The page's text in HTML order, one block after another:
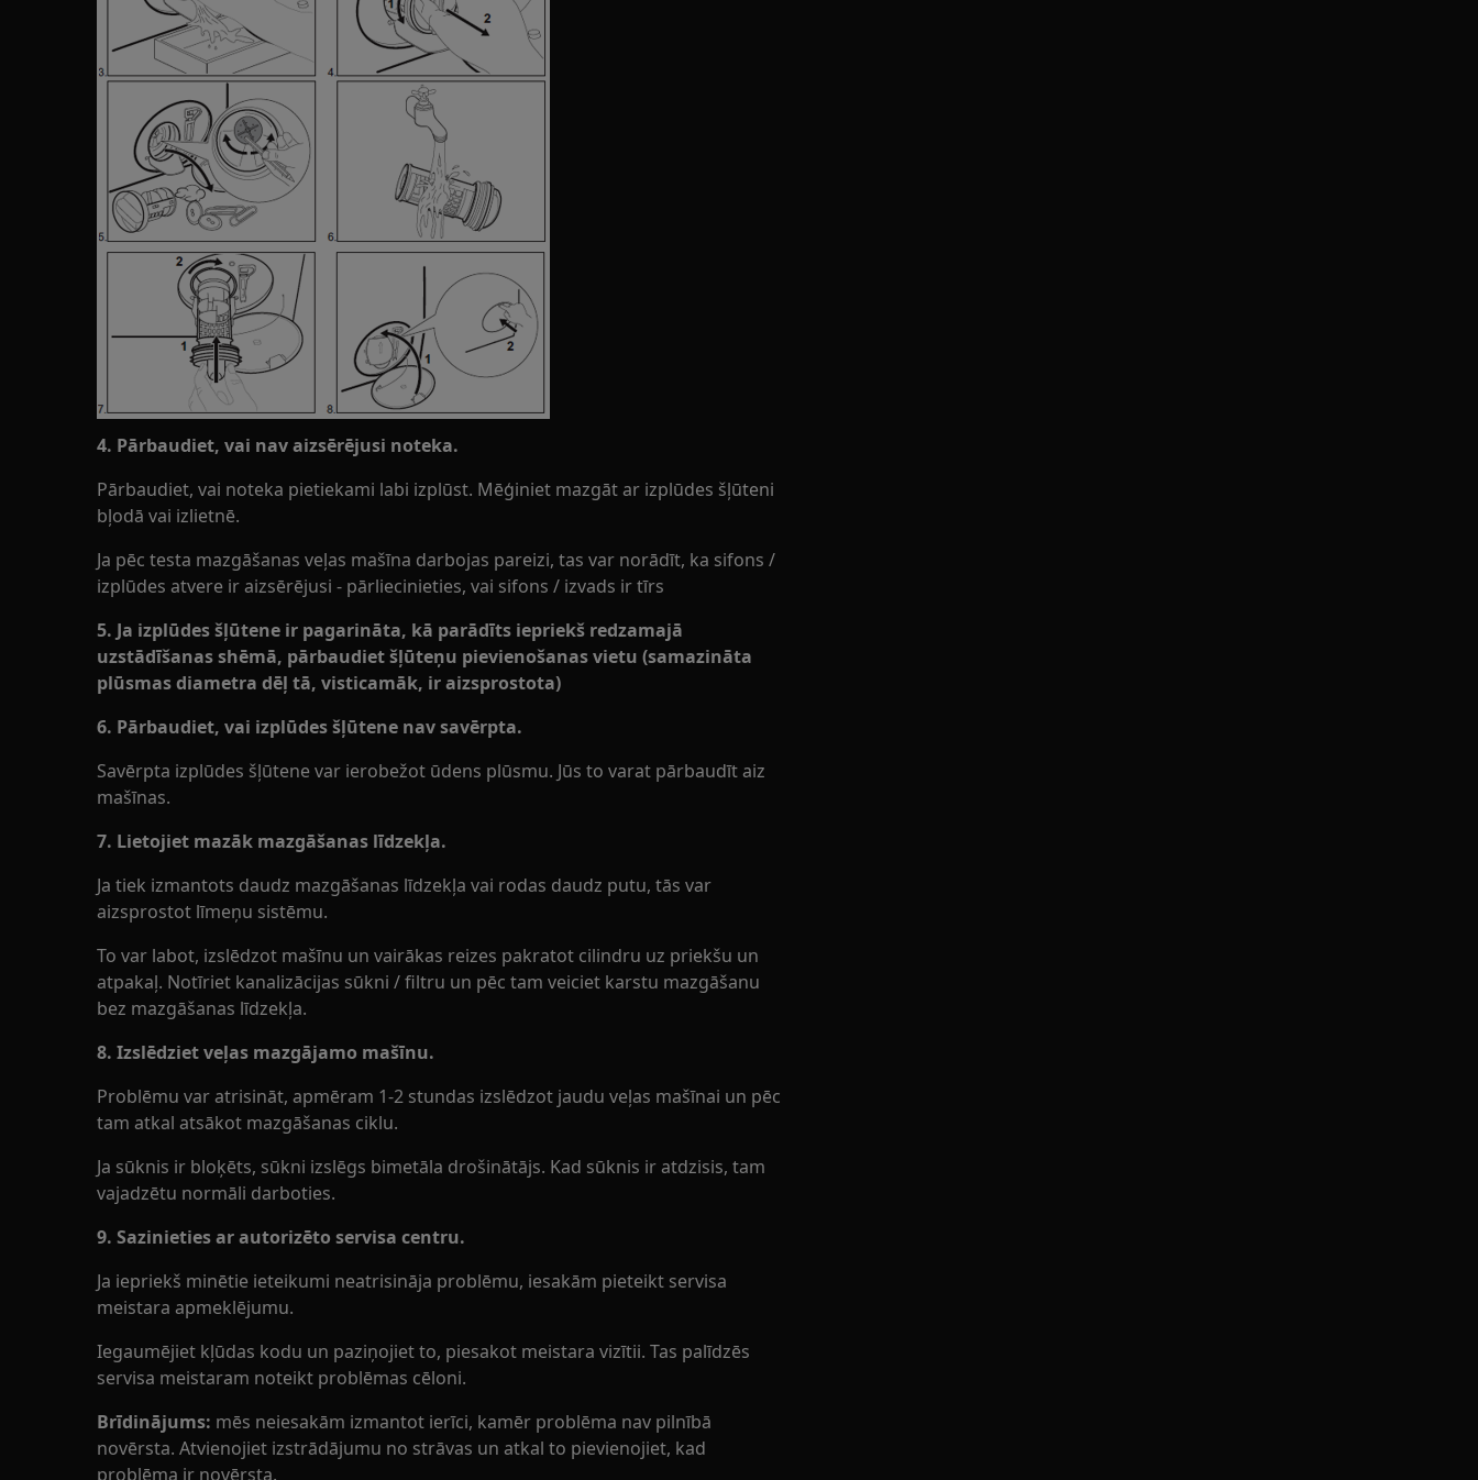
4. Pārbaudiet, vai nav aizsērējusi noteka.
Pārbaudiet, vai noteka pietiekami labi izplūst. Mēģiniet mazgāt ar izplūdes šļūteni
bļodā vai izlietnē.
Ja pēc testa mazgāšanas veļas mašīna darbojas pareizi, tas var norādīt, ka sifons /
izplūdes atvere ir aizsērējusi - pārliecinieties, vai sifons / izvads ir tīrs
5. Ja izplūdes šļūtene ir pagarināta, kā parādīts iepriekš redzamajā
uzstādīšanas shēmā, pārbaudiet šļūteņu pievienošanas vietu (samazināta
plūsmas diametra dēļ tā, visticamāk, ir aizsprostota)
6. Pārbaudiet, vai izplūdes šļūtene nav savērpta.
Savērpta izplūdes šļūtene var ierobežot ūdens plūsmu. Jūs to varat pārbaudīt aiz
mašīnas.
7. Lietojiet mazāk mazgāšanas līdzekļa.
Ja tiek izmantots daudz mazgāšanas līdzekļa vai rodas daudz putu, tās var
aizsprostot līmeņu sistēmu.
To var labot, izslēdzot mašīnu un vairākas reizes pakratot cilindru uz priekšu un
atpakaļ. Notīriet kanalizācijas sūkni / filtru un pēc tam veiciet karstu mazgāšanu
bez mazgāšanas līdzekļa.
8. Izslēdziet veļas mazgājamo mašīnu.
Problēmu var atrisināt, apmēram 1-2 stundas izslēdzot jaudu veļas mašīnai un pēc
tam atkal atsākot mazgāšanas ciklu.
Ja sūknis ir bloķēts, sūkni izslēgs bimetāla drošinātājs. Kad sūknis ir atdzisis, tam
vajadzētu normāli darboties.
9. Sazinieties ar autorizēto servisa centru.
Ja iepriekš minētie ieteikumi neatrisināja problēmu, iesakām pieteikt servisa
meistara apmeklējumu.
Iegaumējiet kļūdas kodu un paziņojiet to, piesakot meistara vizītii. Tas palīdzēs
servisa meistaram noteikt problēmas cēloni.
Brīdinājums: mēs neiesakām izmantot ierīci, kamēr problēma nav pilnībā
novērsta. Atvienojiet izstrādājumu no strāvas un atkal to pievienojiet, kad
problēma ir novērsta.